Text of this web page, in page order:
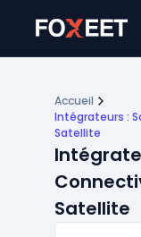
Accueil
Intégrateurs :
Satellite
Satellite